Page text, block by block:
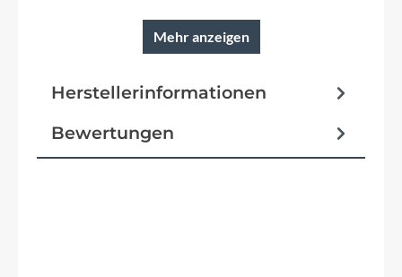
Rahmen
Replaceable Derailleur Hanger Internal cable
Mehr anzeigen
Herstellerinformationen
Bewertungen